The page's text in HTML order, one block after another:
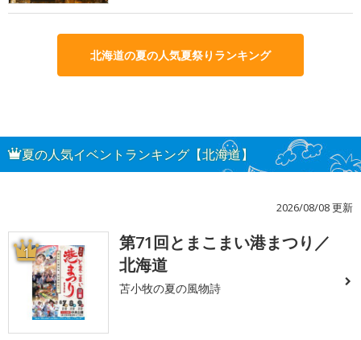
北海道の夏の人気夏祭りランキング
夏の人気イベントランキング【北海道】
2026/08/08 更新
1
第71回とまこまい港まつり／
北海道
苫小牧の夏の風物詩